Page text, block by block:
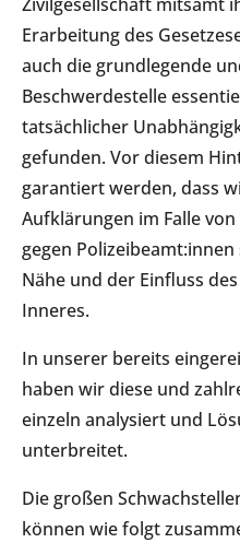
Erarbeitung des
auch die grundlegende
Beschwerdestelle
tatsächlicher
gefunden. Vor diesem
garantiert werden, dass
Aufklärungen im Falle
gegen
Nähe und der Einfluss
Inneres.
In unserer bereits
haben wir diese und
einzeln analysiert und
unterbreitet.
Die großen
können wie folgt